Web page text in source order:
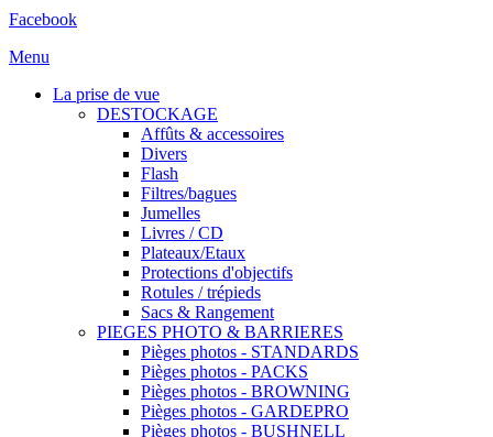
Facebook
Menu
La prise de vue
DESTOCKAGE
Affûts & accessoires
Divers
Flash
Filtres/bagues
Jumelles
Livres / CD
Plateaux/Etaux
Protections d'objectifs
Rotules / trépieds
Sacs & Rangement
PIEGES PHOTO & BARRIERES
Pièges photos - STANDARDS
Pièges photos - PACKS
Pièges photos - BROWNING
Pièges photos - GARDEPRO
Pièges photos - BUSHNELL